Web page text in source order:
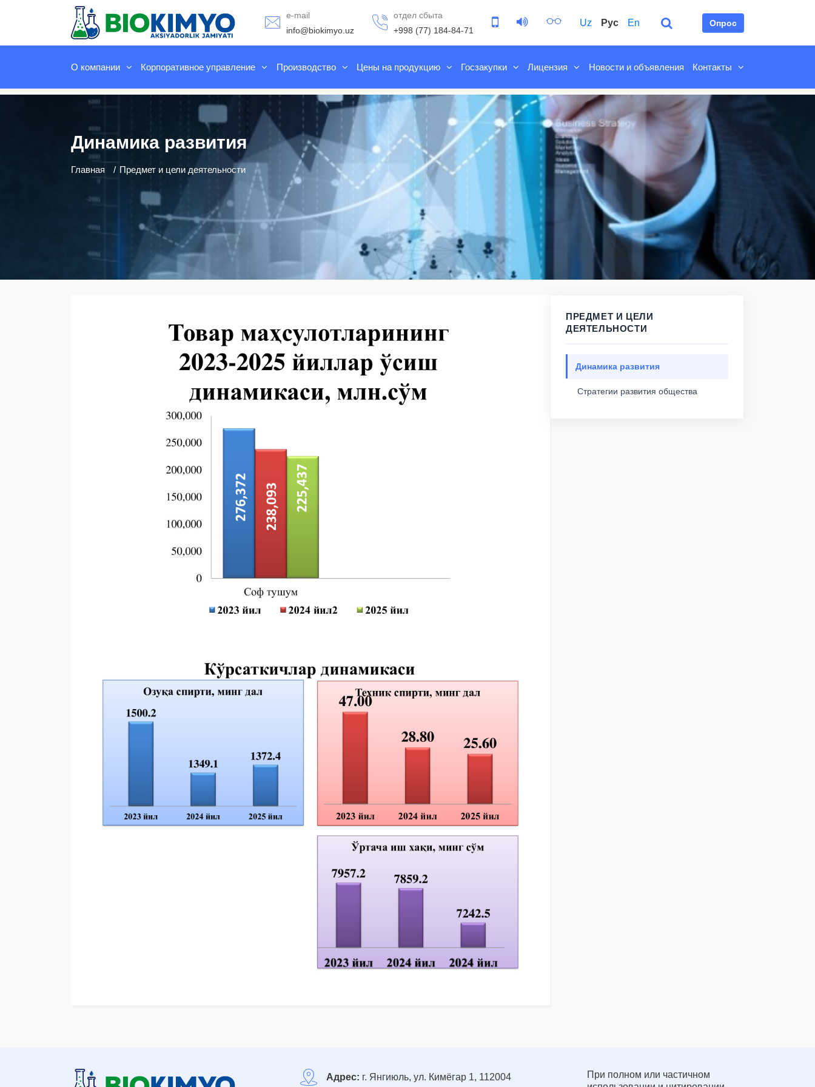
e-mail
info@biokimyo.uz
отдел сбыта
+998 (77) 184-84-71
Uz Рус En Опрос
О компании Корпоративное управление Производство Цены на продукцию Госзакупки Лицензия Новости и объявления Контакты
Динамика развития
Главная Предмет и цели деятельности
ПРЕДМЕТ И ЦЕЛИ
ДЕЯТЕЛЬНОСТИ
Динамика развития
Стратегии развития общества
Адрес: г. Янгиюль, ул. Кимёгар 1, 112004
При полном или частичном